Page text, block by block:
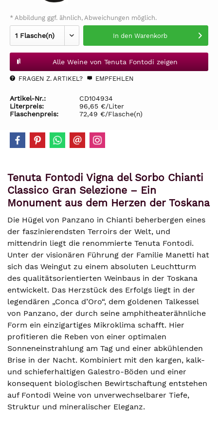
* Abbildung ggf. ähnlich, Abweichungen möglich.
In den Warenkorb
Alle Weine von Tenuta Fontodi zeigen
FRAGEN Z. ARTIKEL? EMPFEHLEN
Artikel-Nr.:
CD104934
Literpreis:
96,65 €/Liter
Flaschenpreis:
72,49 €/Flasche(n)
Tenuta Fontodi Vigna del Sorbo Chianti
Classico Gran Selezione – Ein
Monument aus dem Herzen der Toskana
Die Hügel von Panzano in Chianti beherbergen eines
der faszinierendsten Terroirs der Welt, und
mittendrin liegt die renommierte Tenuta Fontodi.
Unter der visionären Führung der Familie Manetti hat
sich das Weingut zu einem absoluten Leuchtturm
des qualitätsorientierten Weinbaus in der Toskana
entwickelt. Das Herzstück des Erfolgs liegt in der
legendären „Conca d’Oro“, dem goldenen Talkessel
von Panzano, der durch seine amphitheaterähnliche
Form ein einzigartiges Mikroklima schafft. Hier
profitieren die Reben von einer optimalen
Sonneneinstrahlung am Tag und einer abkühlenden
Brise in der Nacht. Kombiniert mit den kargen, kalk-
und schieferhaltigen Galestro-Böden und einer
konsequent biologischen Bewirtschaftung entstehen
auf Fontodi Weine von unverwechselbarer Tiefe,
Struktur und mineralischer Eleganz.